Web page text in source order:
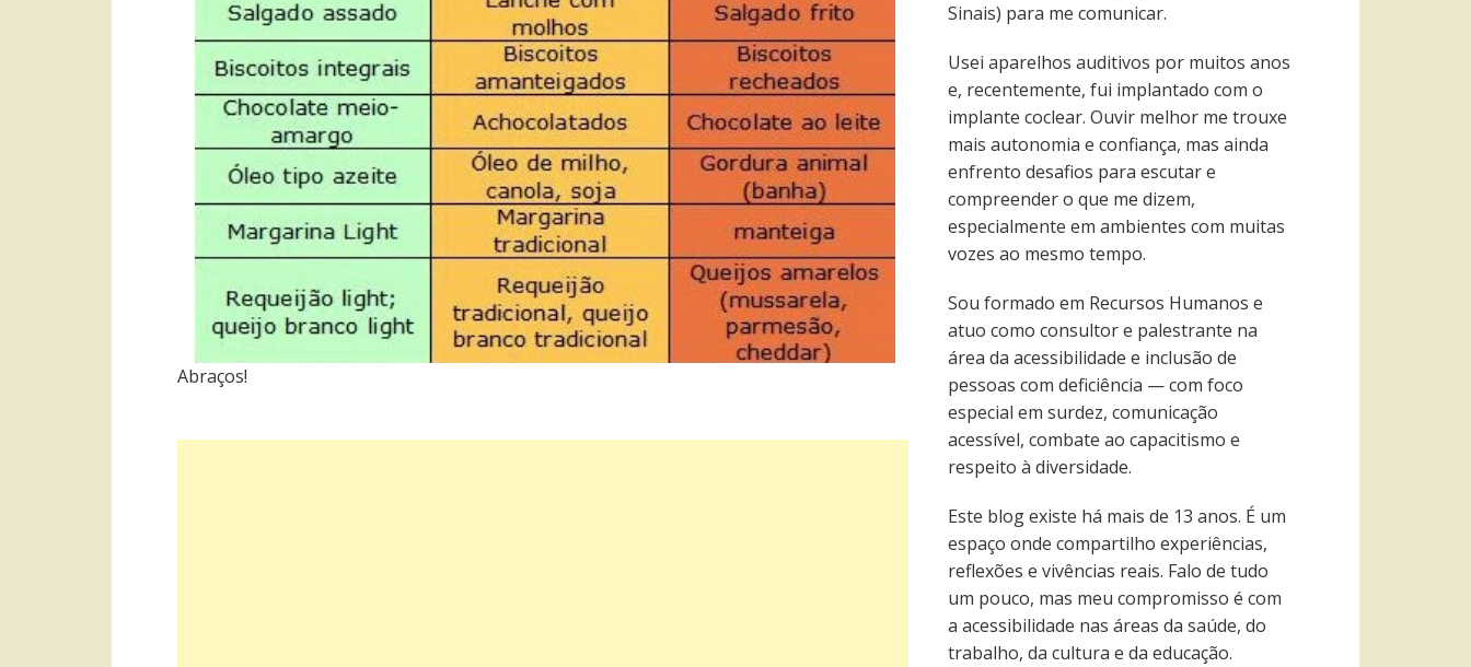
Abraços!
Sinais) para me comunicar.
Usei aparelhos auditivos por muitos anos
e, recentemente, fui implantado com o
implante coclear. Ouvir melhor me trouxe
mais autonomia e confiança, mas ainda
enfrento desafios para escutar e
compreender o que me dizem,
especialmente em ambientes com muitas
vozes ao mesmo tempo.
Sou formado em Recursos Humanos e
atuo como consultor e palestrante na
área da acessibilidade e inclusão de
pessoas com deficiência — com foco
especial em surdez, comunicação
acessível, combate ao capacitismo e
respeito à diversidade.
Este blog existe há mais de 13 anos. É um
espaço onde compartilho experiências,
reflexões e vivências reais. Falo de tudo
um pouco, mas meu compromisso é com
a acessibilidade nas áreas da saúde, do
trabalho, da cultura e da educação.